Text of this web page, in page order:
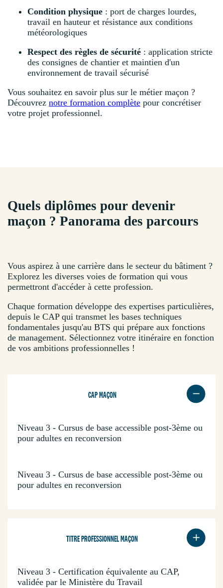
Condition physique : port de charges lourdes,
travail en hauteur et résistance aux conditions
météorologiques
Respect des règles de sécurité : application stricte
des consignes de chantier et maintien d'un
environnement de travail sécurisé
Vous souhaitez en savoir plus sur le métier maçon ?
Découvrez notre formation complète pour concrétiser
votre projet professionnel.
Quels diplômes pour devenir
maçon ? Panorama des parcours
Vous aspirez à une carrière dans le secteur du bâtiment ?
Explorez les diverses voies de formation qui vous
permettront d'accéder à cette profession.
Chaque formation développe des expertises particulières,
depuis le CAP qui transmet les bases techniques
fondamentales jusqu'au BTS qui prépare aux fonctions
de management. Sélectionnez votre itinéraire en fonction
de vos ambitions professionnelles !
CAP MAÇON
Niveau 3 - Cursus de base accessible post-3ème ou
pour adultes en reconversion
Niveau 3 - Cursus de base accessible post-3ème ou
pour adultes en reconversion
TITRE PROFESSIONNEL MAÇON
Niveau 3 - Certification équivalente au CAP,
validée par le Ministère du Travail